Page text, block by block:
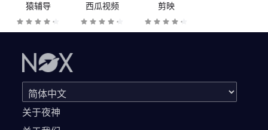
猿辅导 西瓜视频 剪映
关于夜神